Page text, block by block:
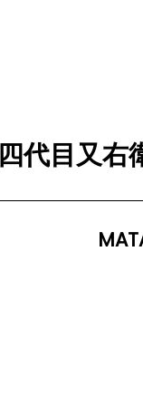
四代目又右